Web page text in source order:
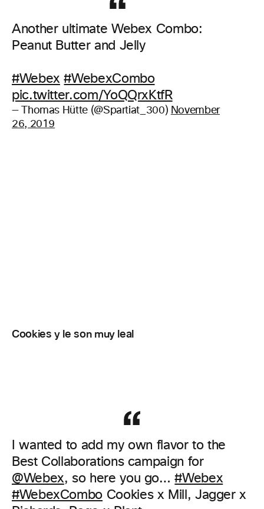
Another ultimate Webex Combo:
Peanut Butter and Jelly
#Webex #WebexCombo
pic.twitter.com/YoQQrxKtfR
— Thomas Hütte (@Spartiat_300) November
26, 2019
Cookies y le son muy leal
I wanted to add my own flavor to the
Best Collaborations campaign for
@Webex, so here you go…#Webex
#WebexCombo Cookies x Mill, Jagger x